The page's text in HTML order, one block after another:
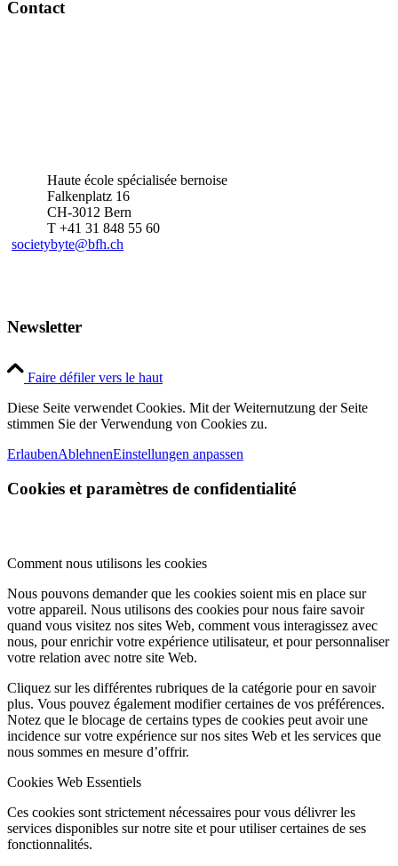
Contact
Haute école spécialisée bernoise
Falkenplatz 16
CH-3012 Bern
T +41 31 848 55 60
societybyte@bfh.ch
Newsletter
Faire défiler vers le haut
Diese Seite verwendet Cookies. Mit der Weiternutzung der Seite
stimmen Sie der Verwendung von Cookies zu.
ErlaubenAblehnenEinstellungen anpassen
Cookies et paramètres de confidentialité
Comment nous utilisons les cookies
Nous pouvons demander que les cookies soient mis en place sur
votre appareil. Nous utilisons des cookies pour nous faire savoir
quand vous visitez nos sites Web, comment vous interagissez avec
nous, pour enrichir votre expérience utilisateur, et pour personnaliser
votre relation avec notre site Web.
Cliquez sur les différentes rubriques de la catégorie pour en savoir
plus. Vous pouvez également modifier certaines de vos préférences.
Notez que le blocage de certains types de cookies peut avoir une
incidence sur votre expérience sur nos sites Web et les services que
nous sommes en mesure d’offrir.
Cookies Web Essentiels
Ces cookies sont strictement nécessaires pour vous délivrer les
services disponibles sur notre site et pour utiliser certaines de ses
fonctionnalités.